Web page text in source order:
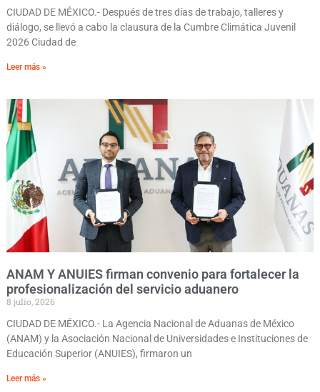
CIUDAD DE MÉXICO.- Después de tres días de trabajo, talleres y
diálogo, se llevó a cabo la clausura de la Cumbre Climática Juvenil
2026 Ciudad de
Leer más »
ANAM Y ANUIES firman convenio para fortalecer la
profesionalización del servicio aduanero
8 julio, 2026
CIUDAD DE MÉXICO.- La Agencia Nacional de Aduanas de México
(ANAM) y la Asociación Nacional de Universidades e Instituciones de
Educación Superior (ANUIES), firmaron un
Leer más »